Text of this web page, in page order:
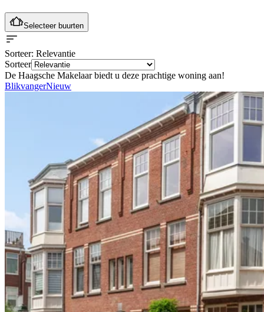
Selecteer buurten
Sorteer: Relevantie
Sorteer
De Haagsche Makelaar biedt u deze prachtige woning aan!
BlikvangerNieuw